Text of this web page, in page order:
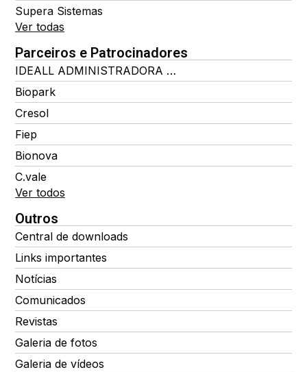
Supera Sistemas
Ver todas
Parceiros e Patrocinadores
IDEALL ADMINISTRADORA DE BENEFÍCIOS
Biopark
Cresol
Fiep
Bionova
C.vale
Ver todos
Outros
Central de downloads
Links importantes
Notícias
Comunicados
Revistas
Galeria de fotos
Galeria de vídeos